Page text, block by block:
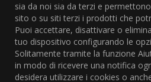
sia da noi sia da terzi e
sito o su siti terzi i prodotti che
Puoi accettare, disattivare o
tuo dispositivo configurando le
Solitamente tramite la funzione
in modo di ricevere una notifica
desidera utilizzare i cookies o